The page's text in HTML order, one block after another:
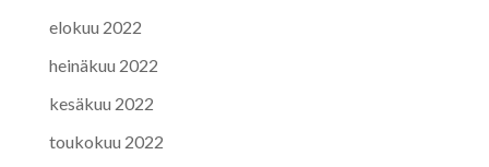
elokuu 2022
heinäkuu 2022
kesäkuu 2022
toukokuu 2022